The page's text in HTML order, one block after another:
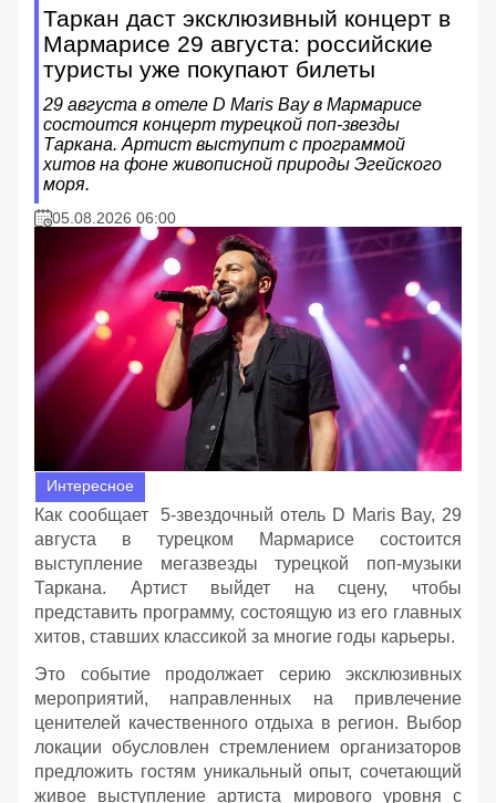
Таркан даст эксклюзивный концерт в
Мармарисе 29 августа: российские
туристы уже покупают билеты
29 августа в отеле D Maris Bay в Мармарисе
состоится концерт турецкой поп-звезды
Таркана. Артист выступит с программой
хитов на фоне живописной природы Эгейского
моря.
05.08.2026 06:00
Интересное
Как сообщает 5-звездочный отель D Maris Bay, 29
августа в турецком Мармарисе состоится
выступление мегазвезды турецкой поп-музыки
Таркана. Артист выйдет на сцену, чтобы
представить программу, состоящую из его главных
хитов, ставших классикой за многие годы карьеры.
Это событие продолжает серию эксклюзивных
мероприятий, направленных на привлечение
ценителей качественного отдыха в регион. Выбор
локации обусловлен стремлением организаторов
предложить гостям уникальный опыт, сочетающий
живое выступление артиста мирового уровня с